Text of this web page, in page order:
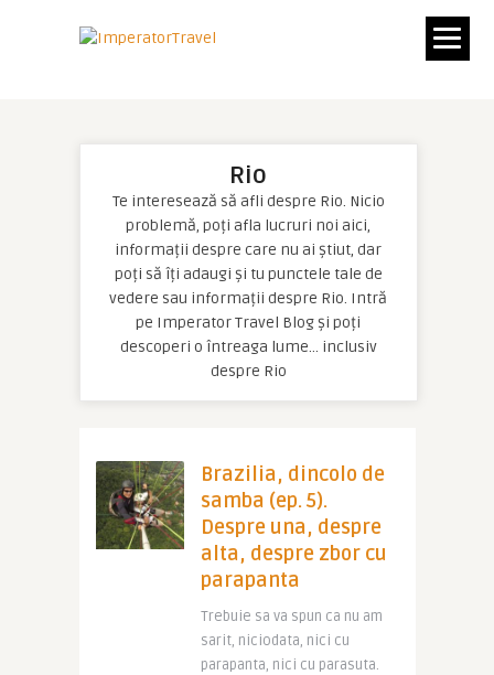
Rio
Te interesează să afli despre Rio. Nicio
problemă, poți afla lucruri noi aici,
informații despre care nu ai știut, dar
poți să îți adaugi și tu punctele tale de
vedere sau informații despre Rio. Intră
pe Imperator Travel Blog și poți
descoperi o întreaga lume… inclusiv
despre Rio
Brazilia, dincolo de
samba (ep. 5).
Despre una, despre
alta, despre zbor cu
parapanta
Trebuie sa va spun ca nu am
sarit, niciodata, nici cu
parapanta, nici cu parasuta.